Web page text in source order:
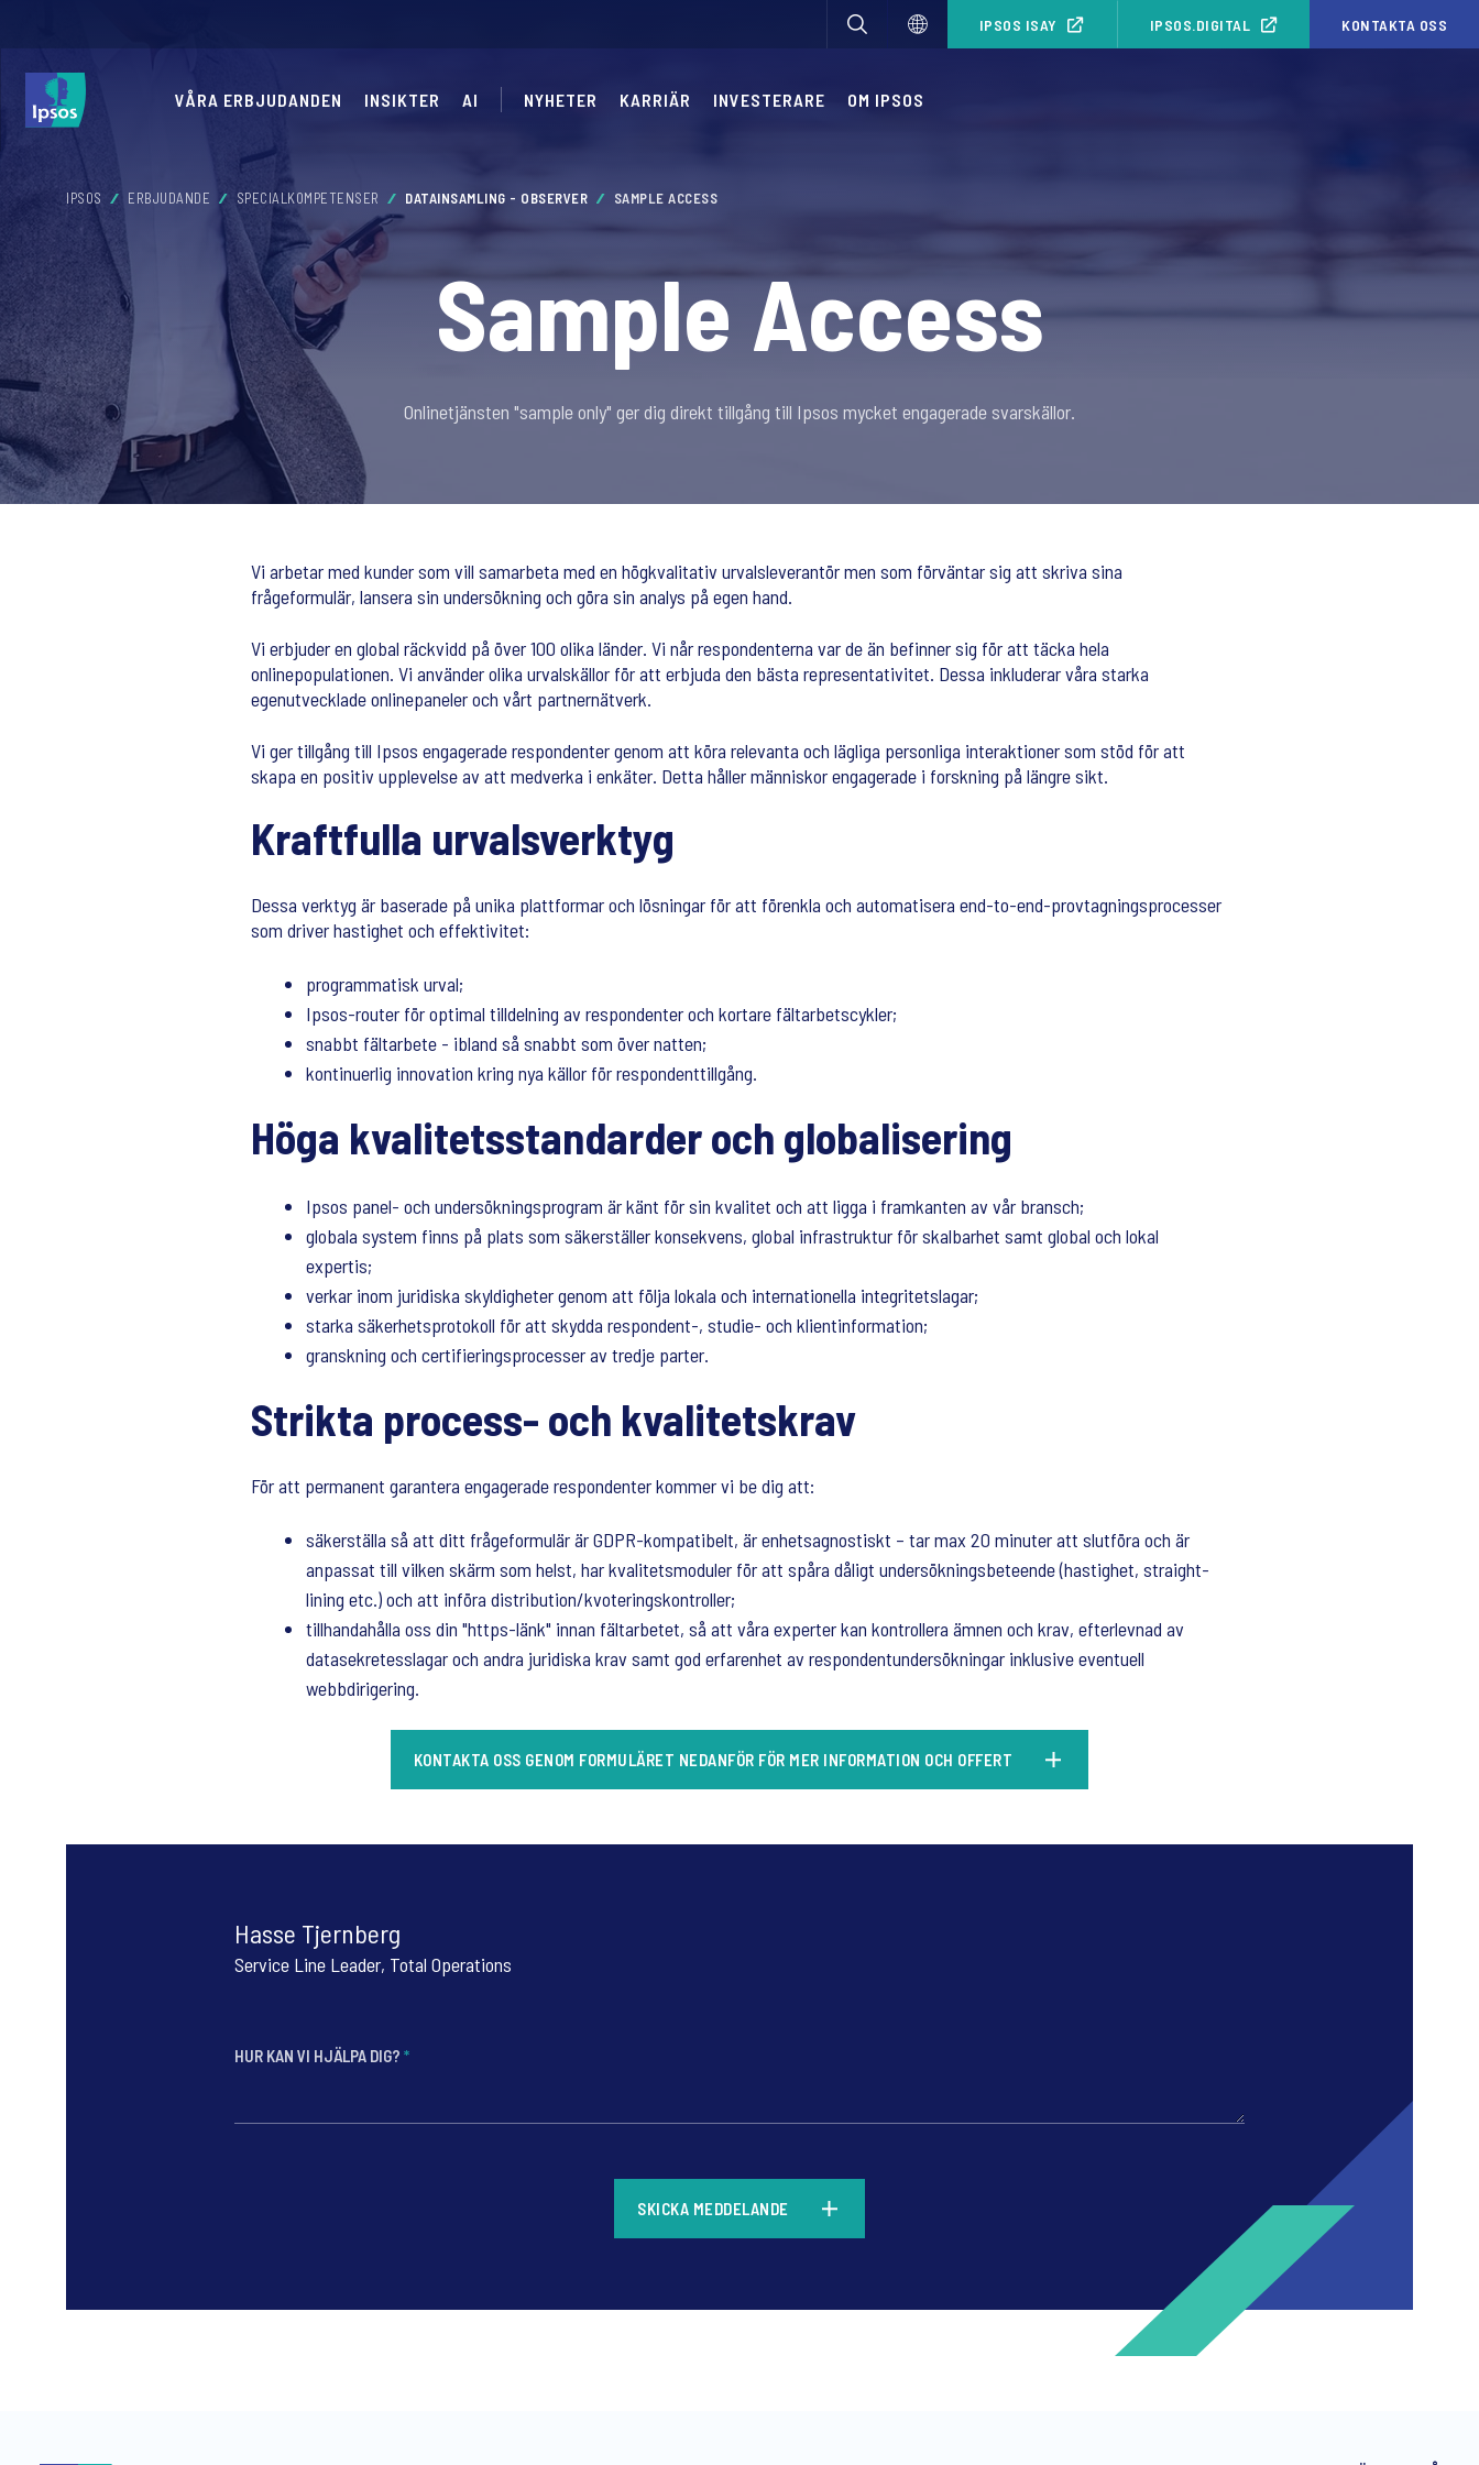
IPSOS ISAY IPSOS.DIGITAL KONTAKTA OSS
VÅRA ERBJUDANDEN INSIKTER AI NYHETER KARRIÄR INVESTERARE OM IPSOS
IPSOS ERBJUDANDE SPECIALKOMPETENSER DATAINSAMLING - OBSERVER SAMPLE ACCESS
Sample Access
Onlinetjänsten "sample only" ger dig direkt tillgång till Ipsos mycket engagerade svarskällor.
Vi arbetar med kunder som vill samarbeta med en högkvalitativ urvalsleverantör men som förväntar sig att skriva sina
frågeformulär, lansera sin undersökning och göra sin analys på egen hand.
Vi erbjuder en global räckvidd på över 100 olika länder. Vi når respondenterna var de än befinner sig för att täcka hela
onlinepopulationen. Vi använder olika urvalskällor för att erbjuda den bästa representativitet. Dessa inkluderar våra starka
egenutvecklade onlinepaneler och vårt partnernätverk.
Vi ger tillgång till Ipsos engagerade respondenter genom att köra relevanta och lägliga personliga interaktioner som stöd för att
skapa en positiv upplevelse av att medverka i enkäter. Detta håller människor engagerade i forskning på längre sikt.
Kraftfulla urvalsverktyg
Dessa verktyg är baserade på unika plattformar och lösningar för att förenkla och automatisera end-to-end-provtagningsprocesser
som driver hastighet och effektivitet:
programmatisk urval;
Ipsos-router för optimal tilldelning av respondenter och kortare fältarbetscykler;
snabbt fältarbete - ibland så snabbt som över natten;
kontinuerlig innovation kring nya källor för respondenttillgång.
Höga kvalitetsstandarder och globalisering
Ipsos panel- och undersökningsprogram är känt för sin kvalitet och att ligga i framkanten av vår bransch;
globala system finns på plats som säkerställer konsekvens, global infrastruktur för skalbarhet samt global och lokal
expertis;
verkar inom juridiska skyldigheter genom att följa lokala och internationella integritetslagar;
starka säkerhetsprotokoll för att skydda respondent-, studie- och klientinformation;
granskning och certifieringsprocesser av tredje parter.
Strikta process- och kvalitetskrav
För att permanent garantera engagerade respondenter kommer vi be dig att:
säkerställa så att ditt frågeformulär är GDPR-kompatibelt, är enhetsagnostiskt – tar max 20 minuter att slutföra och är
anpassat till vilken skärm som helst, har kvalitetsmoduler för att spåra dåligt undersökningsbeteende (hastighet, straight-
lining etc.) och att införa distribution/kvoteringskontroller;
tillhandahålla oss din "https-länk" innan fältarbetet, så att våra experter kan kontrollera ämnen och krav, efterlevnad av
datasekretesslagar och andra juridiska krav samt god erfarenhet av respondentundersökningar inklusive eventuell
webbdirigering.
KONTAKTA OSS GENOM FORMULÄRET NEDANFÖR FÖR MER INFORMATION OCH OFFERT
Hasse Tjernberg
Service Line Leader, Total Operations
HUR KAN VI HJÄLPA DIG? *
SKICKA MEDDELANDE